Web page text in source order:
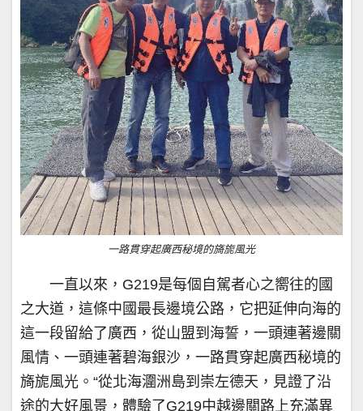
一路貫穿起廣西秘境的旖旎風光
一直以來，G219是每個自駕者心之嚮往的國
之大道，這條中國最長邊境公路，它把延伸向海的
這一段留給了廣西，從山盟到海誓，一頭連著邊關
風情、一頭連著碧海銀沙，一路貫穿起廣西秘境的
旖旎風光。“從北海潿洲島到崇左德天，見證了沿
途的大好風景，體驗了G219中越邊關路上充滿異